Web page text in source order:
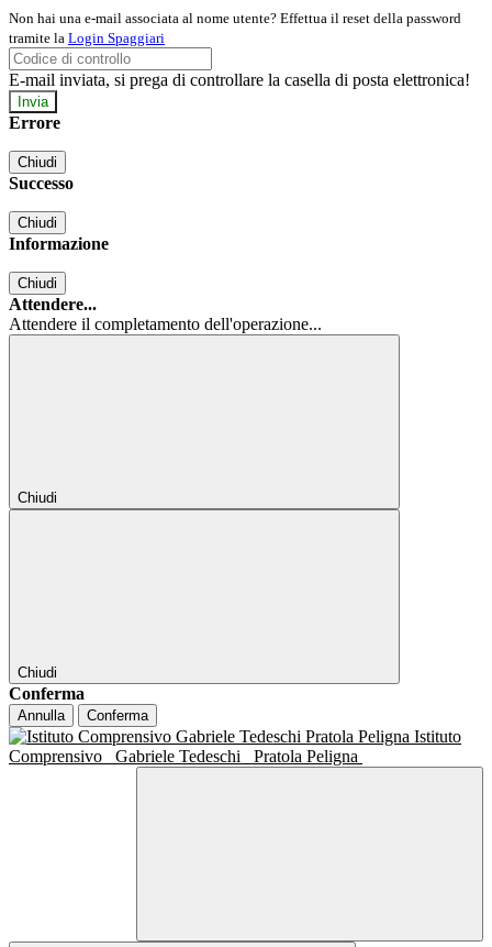
Non hai una e-mail associata al nome utente? Effettua il reset della password
tramite la Login Spaggiari
E-mail inviata, si prega di controllare la casella di posta elettronica!
Errore
Chiudi
Successo
Chiudi
Informazione
Chiudi
Attendere...
Attendere il completamento dell'operazione...
Chiudi
Chiudi
Conferma
Annulla Conferma
Istituto
Comprensivo
Gabriele Tedeschi Pratola Peligna